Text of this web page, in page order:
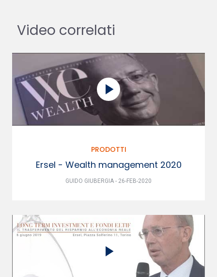
Video correlati
PRODOTTI
Ersel - Wealth management 2020
GUIDO GIUBERGIA - 26-FEB-2020